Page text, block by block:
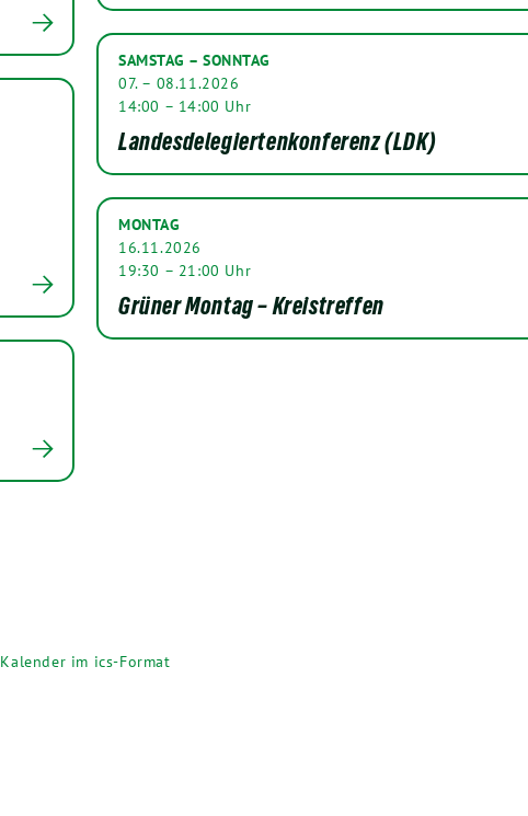
SAMSTAG – SONNTAG
07. – 08.11.2026
14:00 – 14:00 Uhr
Landesdelegiertenkonferenz (LDK)
MONTAG
16.11.2026
19:30 – 21:00 Uhr
Grüner Montag – Kreistreffen
Kalender im ics-Format